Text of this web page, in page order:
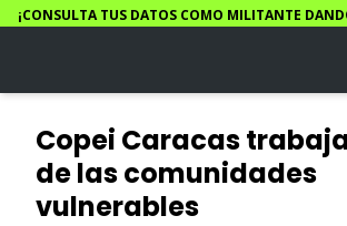
¡CONSULTA TUS DATOS COMO MILITANTE
Copei Caracas
de las comunidades
vulnerables